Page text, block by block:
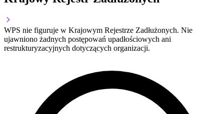
WPS nie figuruje w Krajowym Rejestrze Zadłużonych. Nie
ujawniono żadnych postępowań upadłościowych ani
restrukturyzacyjnych dotyczących organizacji.